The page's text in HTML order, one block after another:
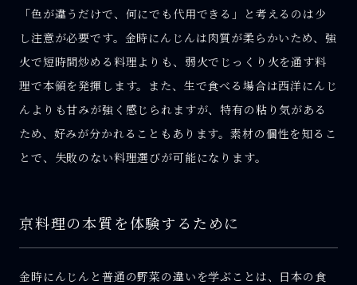
「色が違うだけで、何にでも代用できる」と考えるのは少
し注意が必要です。金時にんじんは肉質が柔らかいため、強
火で短時間炒める料理よりも、弱火でじっくり火を通す料
理で本領を発揮します。また、生で食べる場合は西洋にんじ
んよりも甘みが強く感じられますが、特有の粘り気がある
ため、好みが分かれることもあります。素材の個性を知るこ
とで、失敗のない料理選びが可能になります。
京料理の本質を体験するために
金時にんじんと普通の野菜の違いを学ぶことは、日本の食